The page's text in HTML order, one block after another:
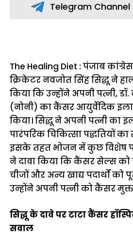
Telegram Channel
The Healing Diet : पंजाब
क्रिकेटर नवजोत सिंह सिद्धू ने
किया कि उन्होंने अपनी पत्नी,
(नोनी) का कैंसर आयुर्वेदिक
किया। सिद्धू ने अपनी पत्नी का
पारंपरिक चिकित्सा पद्धतियों
इसके तहत भोजन में कुछ विशेष
ने दावा किया कि कैंसर सेल्स को
चीजों और अन्य खाद्य पदार्थों
उन्होंने अपनी पत्नी को कैंसर मुक्त
सिद्धू के दावे पर टाटा कैंसर
सवाल